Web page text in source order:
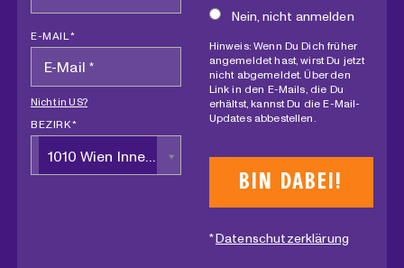
E-MAIL *
Nicht inUS?
BEZIRK *
1010 Wien Innere Stadt
Nein, nicht anmelden
Hinweis: Wenn Du Dich früher
angemeldet hast, wirst Du jetzt
nicht abgemeldet. Über den
Link in den E-Mails, die Du
erhältst, kannst Du die E-Mail-
Updates abbestellen.
*Datenschutzerklärung